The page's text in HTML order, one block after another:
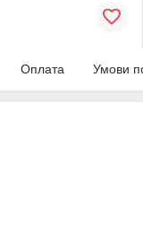
Оплата Умови